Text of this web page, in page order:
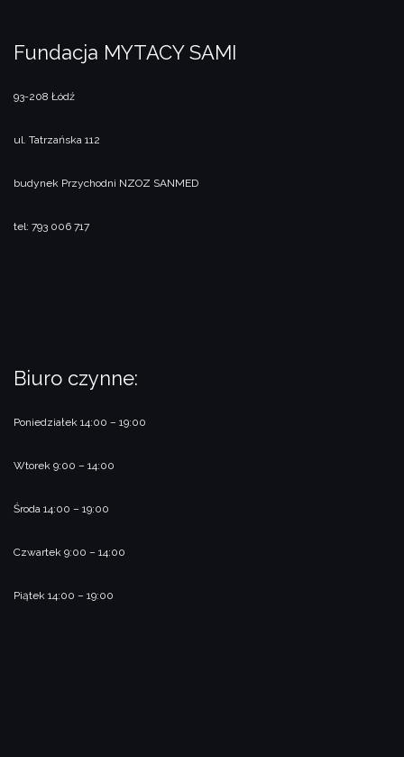
Fundacja MYTACY SAMI
93-208 Łódź
ul. Tatrzańska 112
budynek Przychodni NZOZ SANMED
tel: 793 006 717
Biuro czynne:
Poniedziałek 14:00 – 19:00
Wtorek 9:00 – 14:00
Środa 14:00 – 19:00
Czwartek 9:00 – 14:00
Piątek 14:00 – 19:00